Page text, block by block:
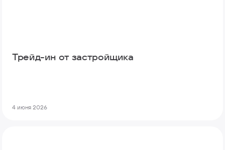
Трейд-ин от застройщика
4 июня 2026